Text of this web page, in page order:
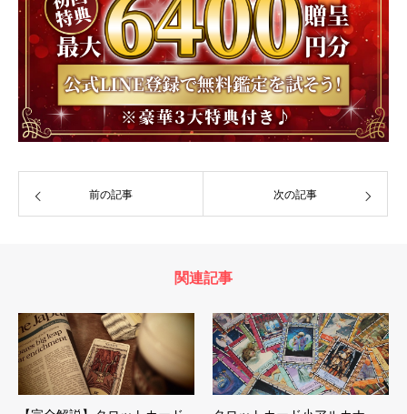
前の記事 次の記事
関連記事